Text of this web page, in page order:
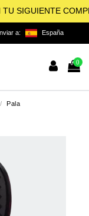
TU SIGUIENTE
a: España
0
Pala